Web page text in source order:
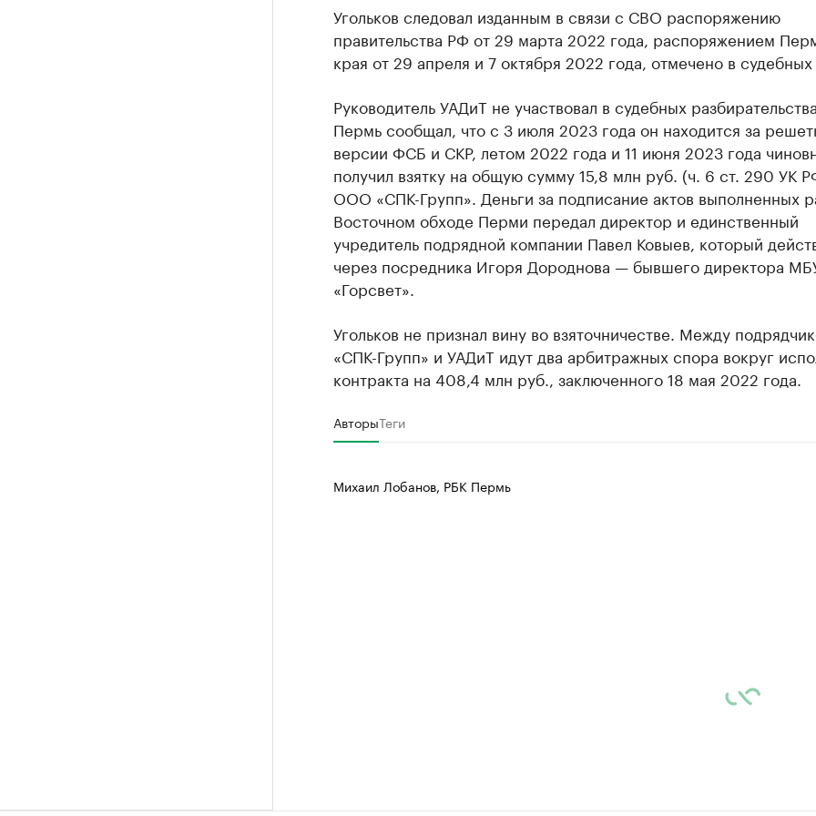
Крупнейшие производители и продавцы медийной
Ознакомьтесь с информацией в каталоге
Угольков следовал изданным в связи с СВО распоряжению
правительства РФ от 29 марта 2022 года, распоряжением
края от 29 апреля и 7 октября 2022 года, отмечено в судебных
Руководитель УАДиТ не участвовал в судебных
Пермь сообщал, что с 3 июля 2023 года он находится за
версии ФСБ и СКР, летом 2022 года и 11 июня 2023 года
получил взятку на общую сумму 15,8 млн руб. (ч. 6 ст. 290 УК
ООО «СПК-Групп». Деньги за подписание актов выполненных
Восточном обходе Перми передал директор и единственный
учредитель подрядной компании Павел Ковыев, который
через посредника Игоря Дороднова — бывшего директора
«Горсвет».
Угольков не признал вину во взяточничестве. Между
«СПК-Групп» и УАДиТ идут два арбитражных спора вокруг
контракта на 408,4 млн руб., заключенного 18 мая 2022 года.
АвторыТеги
Михаил Лобанов, РБК Пермь